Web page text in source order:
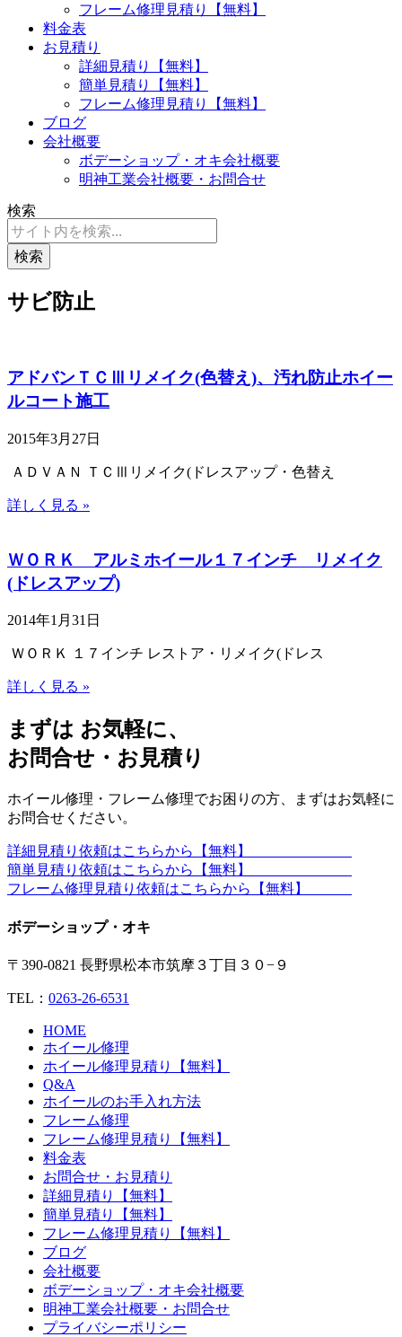
フレーム修理見積り【無料】
料金表
お見積り
詳細見積り【無料】
簡単見積り【無料】
フレーム修理見積り【無料】
ブログ
会社概要
ボデーショップ・オキ会社概要
明神工業会社概要・お問合せ
検索
検索
サビ防止
アドバンＴＣⅢリメイク(色替え)、汚れ防止ホイー
ルコート施工
2015年3月27日
ＡＤＶＡＮ ＴＣⅢリメイク(ドレスアップ・色替え
詳しく見る »
ＷＯＲＫ アルミホイール１７インチ リメイク
(ドレスアップ)
2014年1月31日
ＷＯＲＫ １７インチ レストア・リメイク(ドレス
詳しく見る »
まずは お気軽に、
お問合せ・お見積り
ホイール修理・フレーム修理でお困りの方、まずはお気軽に
お問合せください。
詳細見積り依頼はこちらから【無料】
簡単見積り依頼はこちらから【無料】
フレーム修理見積り依頼はこちらから【無料】
ボデーショップ・オキ
〒390-0821 長野県松本市筑摩３丁目３０−９
TEL： 0263-26-6531
HOME
ホイール修理
ホイール修理見積り【無料】
Q&A
ホイールのお手入れ方法
フレーム修理
フレーム修理見積り【無料】
料金表
お問合せ・お見積り
詳細見積り【無料】
簡単見積り【無料】
フレーム修理見積り【無料】
ブログ
会社概要
ボデーショップ・オキ会社概要
明神工業会社概要・お問合せ
プライバシーポリシー